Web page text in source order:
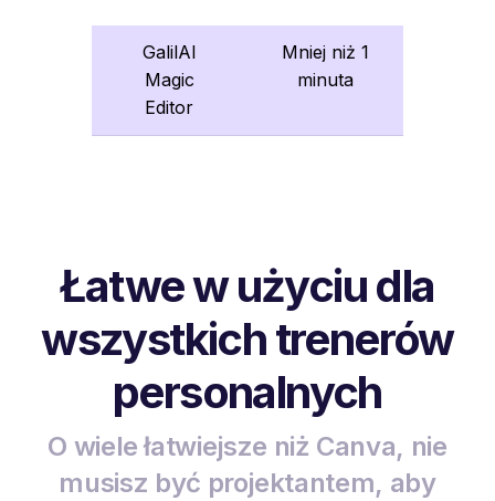
GalilAI
Magic
Editor
Mniej niż 1
minuta
Łatwe w użyciu dla
wszystkich trenerów
personalnych
O wiele łatwiejsze niż Canva, nie
musisz być projektantem, aby